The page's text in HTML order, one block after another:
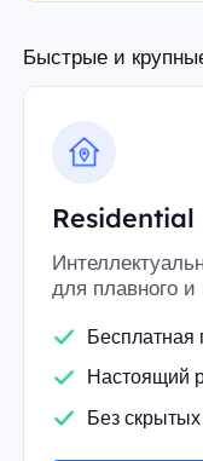
Быстрые и
Residential
для плавного
Бесплатная
Настоящий
Без